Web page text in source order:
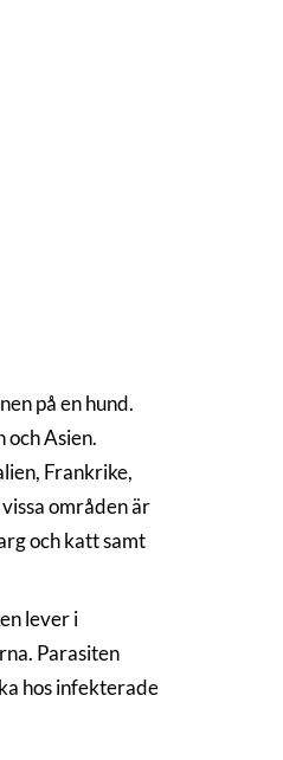
på en hund.
och Asien.
Frankrike,
områden är
och katt samt
lever i
Parasiten
hos infekterade